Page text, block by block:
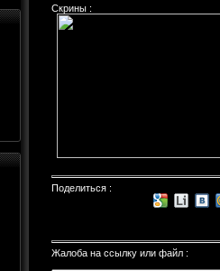
Скрины :
Поделиться :
Жалоба на ссылку или файл :